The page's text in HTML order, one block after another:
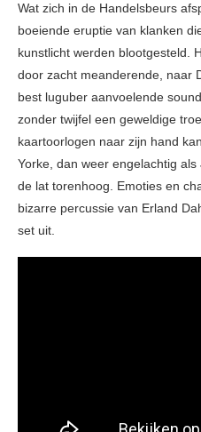
Wat zich in de Handelsbeurs
boeiende eruptie van klanken
kunstlicht werden blootgesteld.
door zacht meanderende, naar
best luguber aanvoelende
zonder twijfel een geweldige
kaartoorlogen naar zijn hand
Yorke, dan weer engelachtig
de lat torenhoog. Emoties en
bizarre percussie van Erland
set uit.